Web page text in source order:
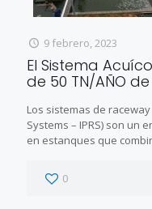
9 febrero, 2023
El Sistema
de 50 TN/AÑO
Los sistemas de
Systems – IPRS) son un
en estanques que
0